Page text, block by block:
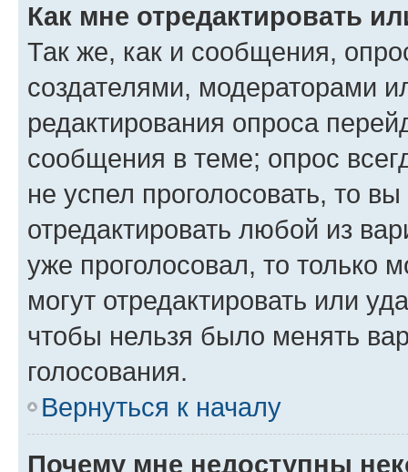
Как мне отредактировать
Так же, как и сообщения,
создателями, модераторами
редактирования опроса
сообщения в теме; опрос
не успел проголосовать, то
отредактировать любой из
уже проголосовал, то только
могут отредактировать или
чтобы нельзя было менять
голосования.
Вернуться к началу
Почему мне недоступны